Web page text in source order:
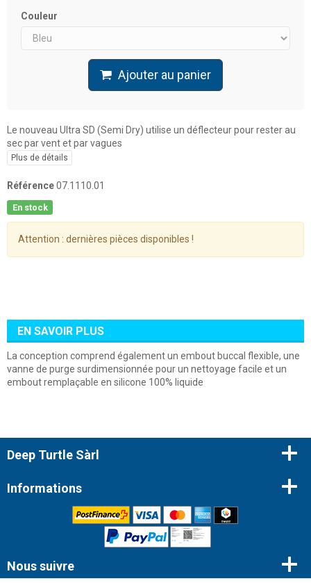
Couleur
Ajouter au panier
Le nouveau Ultra SD (Semi Dry) utilise un déflecteur pour rester au
sec par vent et par vagues
Plus de détails
Référence07.1110.01
En stock
Attention : dernières pièces disponibles !
EN SAVOIR PLUS
La conception comprend également un embout buccal flexible, une
vanne de purge surdimensionnée pour un nettoyage facile et un
embout remplaçable en silicone 100% liquide
Deep Turtle Sàrl
Informations
Nous suivre